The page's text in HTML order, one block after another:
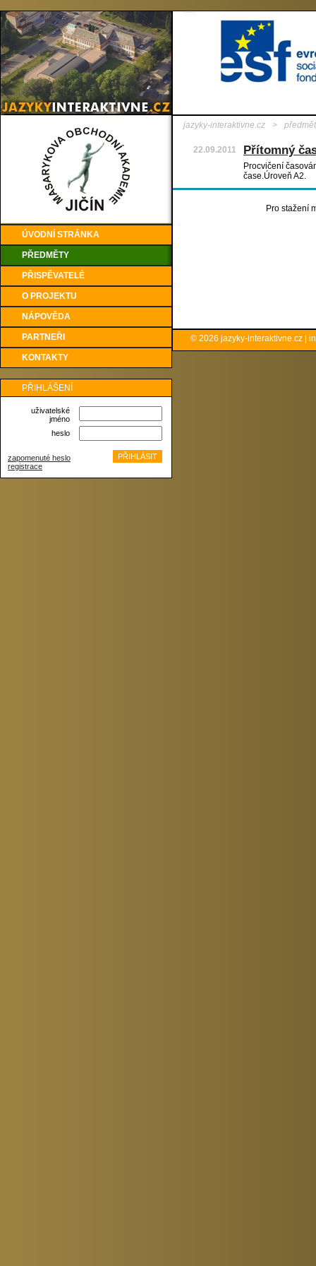
ÚVODNÍ STRÁNKA
PŘEDMĚTY
PŘISPĚVATELÉ
O PROJEKTU
NÁPOVĚDA
PARTNEŘI
KONTAKTY
PŘIHLÁŠENÍ
uživatelské
jméno
heslo
zapomenuté heslo
registrace
jazyky-interaktivne.cz >
22.09.2011 Přítomný
Procvičení
čase.Úroveň A2.
Pro stažení
© 2026 jazyky-interaktivne.cz